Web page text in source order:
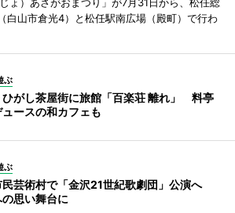
白山市倉光4）と松任駅南広場（殿町）で行わ
ぶ
ひがし茶屋街に旅館「百楽荘 離れ」 料亭
ュースの和カフェも
ぶ
民芸術村で「金沢21世紀歌劇団」公演へ
思い舞台に